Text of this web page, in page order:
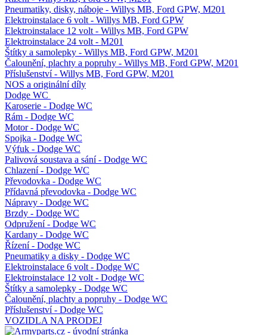
Pneumatiky, disky, náboje - Willys MB, Ford GPW, M201
Elektroinstalace 6 volt - Willys MB, Ford GPW
Elektroinstalace 12 volt - Willys MB, Ford GPW
Elektroinstalace 24 volt - M201
Štítky a samolepky - Willys MB, Ford GPW, M201
Čalounění, plachty a popruhy - Willys MB, Ford GPW, M201
Příslušenství - Willys MB, Ford GPW, M201
NOS a originální díly
Dodge WC
Karoserie - Dodge WC
Rám - Dodge WC
Motor - Dodge WC
Spojka - Dodge WC
Výfuk - Dodge WC
Palivová soustava a sání - Dodge WC
Chlazení - Dodge WC
Převodovka - Dodge WC
Přídavná převodovka - Dodge WC
Nápravy - Dodge WC
Brzdy - Dodge WC
Odpružení - Dodge WC
Kardany - Dodge WC
Řízení - Dodge WC
Pneumatiky a disky - Dodge WC
Elektroinstalace 6 volt - Dodge WC
Elektroinstalace 12 volt - Dodge WC
Štítky a samolepky - Dodge WC
Čalounění, plachty a popruhy - Dodge WC
Příslušenství - Dodge WC
VOZIDLA NA PRODEJ